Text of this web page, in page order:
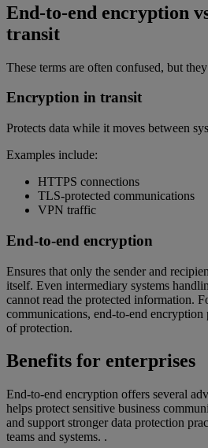
End-to-end encryption
transit
These terms are often confused, but
Encryption in transit
Protects data while it moves between
Examples include:
HTTPS connections
TLS-protected communications
VPN traffic
End-to-end encryption
Ensures that only the sender and
itself. Even intermediary systems
cannot read the protected information.
communications, end-to-end
of protection.
Benefits for enterprises
End-to-end encryption offers several
helps protect sensitive business
and support stronger data protection
teams and systems. .